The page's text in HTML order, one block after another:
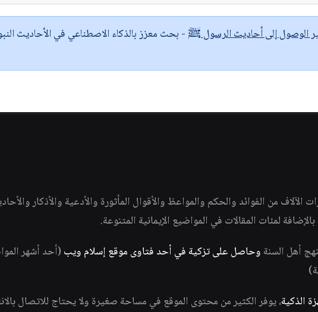
الوصول إلى أحاديث الرسول ﷺ - بحث معزز بالذكاء الاصطناعي في الأحاديث
من الفوائد والحكم والمواعظ والأقوال المأثورة والأدعية والأذكار
بالإضافة لمئات المقالات في المواضيع الإيمانية المتنوعة.
أهل السنة وحاصل على تزكية في أحد فتاوى موقع إسلام ويب (أحد أشهر
الذكية، يوفر الكثير من محتوى الموقع في مساحة صغيرة ولا يحتاج للاتصال